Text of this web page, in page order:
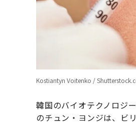
Kostiantyn Voitenko /
韓国のバイオテクノロジ
のチュン・ヨンジは、ビ